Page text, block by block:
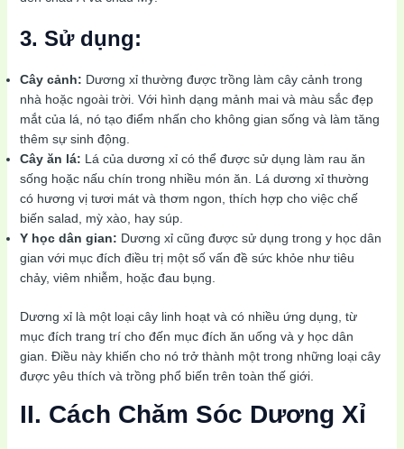
3. Sử dụng:
Cây cảnh: Dương xỉ thường được trồng làm cây cảnh trong
nhà hoặc ngoài trời. Với hình dạng mảnh mai và màu sắc đẹp
mắt của lá, nó tạo điểm nhấn cho không gian sống và làm tăng
thêm sự sinh động.
Cây ăn lá: Lá của dương xỉ có thể được sử dụng làm rau ăn
sống hoặc nấu chín trong nhiều món ăn. Lá dương xỉ thường
có hương vị tươi mát và thơm ngon, thích hợp cho việc chế
biến salad, mỳ xào, hay súp.
Y học dân gian: Dương xỉ cũng được sử dụng trong y học dân
gian với mục đích điều trị một số vấn đề sức khỏe như tiêu
chảy, viêm nhiễm, hoặc đau bụng.
Dương xỉ là một loại cây linh hoạt và có nhiều ứng dụng, từ
mục đích trang trí cho đến mục đích ăn uống và y học dân
gian. Điều này khiến cho nó trở thành một trong những loại cây
được yêu thích và trồng phổ biến trên toàn thế giới.
II. Cách Chăm Sóc Dương Xỉ